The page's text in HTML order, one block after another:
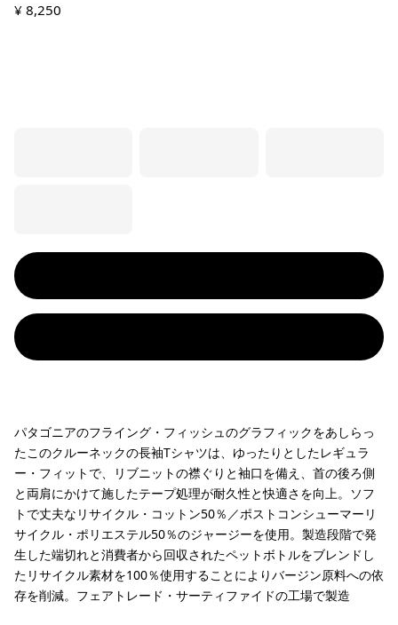
¥ 8,250
パタゴニアのフライング・フィッシュのグラフィックをあしらっ
たこのクルーネックの長袖Tシャツは、ゆったりとしたレギュラ
ー・フィットで、リブニットの襟ぐりと袖口を備え、首の後ろ側
と両肩にかけて施したテープ処理が耐久性と快適さを向上。ソフ
トで丈夫なリサイクル・コットン50％／ポストコンシューマーリ
サイクル・ポリエステル50％のジャージーを使用。製造段階で発
生した端切れと消費者から回収されたペットボトルをブレンドし
たリサイクル素材を100％使用することによりバージン原料への依
存を削減。フェアトレード・サーティファイドの工場で製造